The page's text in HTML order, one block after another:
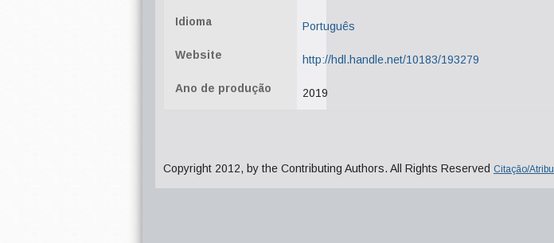
Idioma Português
Website http://hdl.handle.net/10183/193279
Ano de produção 2019
Copyright 2012, by the Contributing Authors. All Rights Reserved Citação/